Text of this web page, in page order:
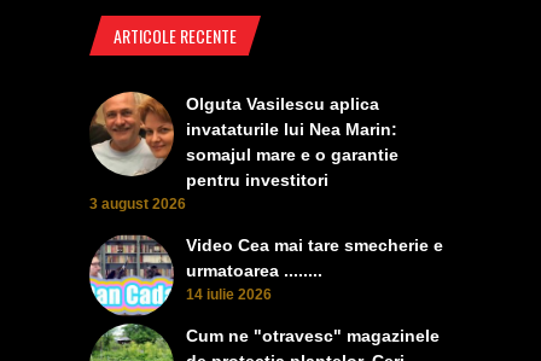
ARTICOLE RECENTE
Olguta Vasilescu aplica
invataturile lui Nea Marin:
somajul mare e o garantie
pentru investitori
3 august 2026
Video Cea mai tare smecherie e
urmatoarea ........
14 iulie 2026
Cum ne "otravesc" magazinele